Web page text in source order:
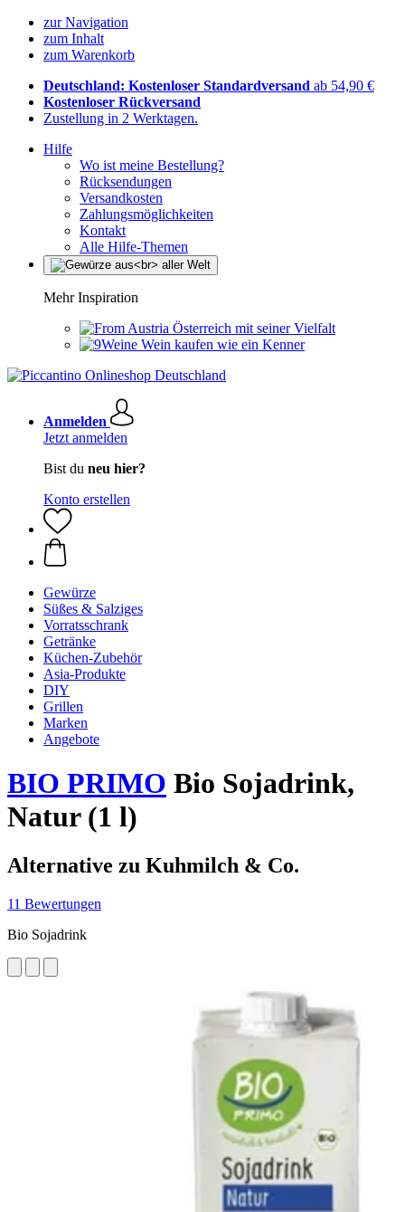
zur Navigation
zum Inhalt
zum Warenkorb
Deutschland: Kostenloser Standardversand ab 54,90 €
Kostenloser Rückversand
Zustellung in 2 Werktagen.
Hilfe
Wo ist meine Bestellung?
Rücksendungen
Versandkosten
Zahlungsmöglichkeiten
Kontakt
Alle Hilfe-Themen
Mehr Inspiration
Österreich mit seiner Vielfalt
Wein kaufen wie ein Kenner
Anmelden
Jetzt anmelden
Bist du neu hier?
Konto erstellen
Gewürze
Süßes & Salziges
Vorratsschrank
Getränke
Küchen-Zubehör
Asia-Produkte
DIY
Grillen
Marken
Angebote
BIO PRIMO Bio Sojadrink,
Natur (1 l)
Alternative zu Kuhmilch & Co.
11 Bewertungen
Bio Sojadrink